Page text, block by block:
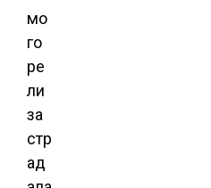
мо
го
ре
ли
за
стр
ад